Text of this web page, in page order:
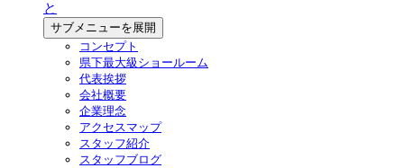
と
サブメニューを展開
コンセプト
県下最大級ショールーム
代表挨拶
会社概要
企業理念
アクセスマップ
スタッフ紹介
スタッフブログ